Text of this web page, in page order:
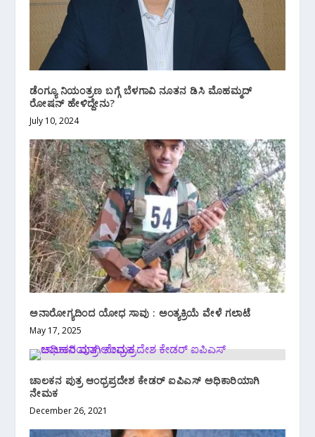
ಡೆಂಗ್ಯೂ ನಿಯಂತ್ರಣ ಬಗ್ಗೆ ಬೆಳಗಾವಿ ನೂತನ ಡಿಸಿ ಮೊಹಮ್ಮದ್
ರೋಷನ್ ಹೇಳಿದ್ದೇನು?
July 10, 2024
ಅನಾರೋಗ್ಯದಿಂದ ಯೋಧ ಸಾವು : ಅಂತ್ಯಕ್ರಿಯೆ ವೇಳೆ ಗಲಾಟೆ
May 17, 2025
ಚಾಲಕನ ಪುತ್ರ ಆಂಧ್ರಪ್ರದೇಶ ಕೇಡರ್ ಐಪಿಎಸ್‌ ಅಧಿಕಾರಿಯಾಗಿ
ನೇಮಕ
December 26, 2021